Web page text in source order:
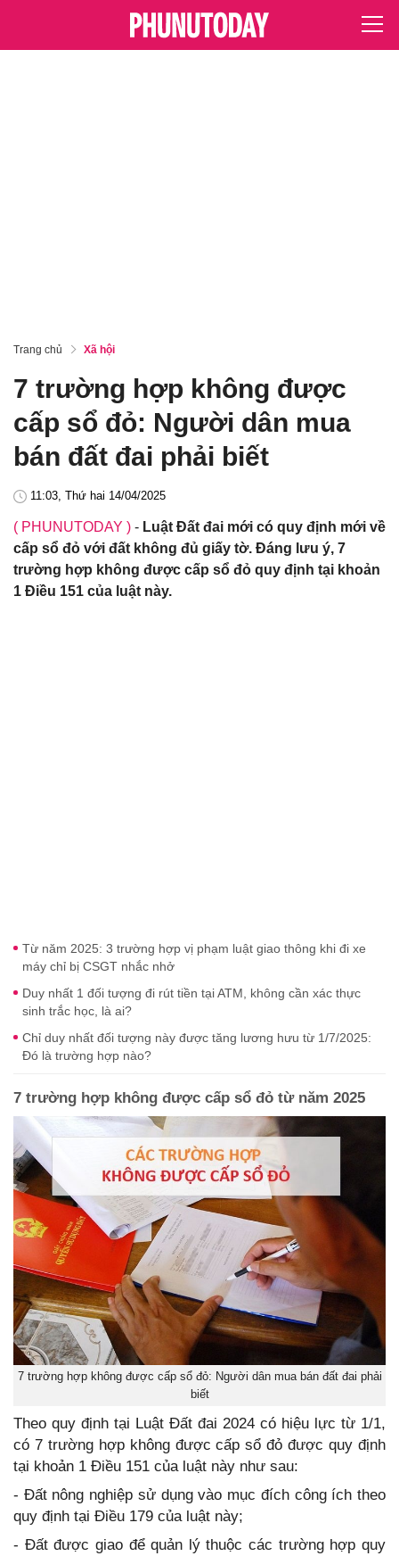
Trang chủ Xã hội
7 trường hợp không được
cấp sổ đỏ: Người dân mua
bán đất đai phải biết
11:03, Thứ hai 14/04/2025
( PHUNUTODAY ) - Luật Đất đai mới có quy định mới về
cấp sổ đỏ với đất không đủ giấy tờ. Đáng lưu ý, 7
trường hợp không được cấp sổ đỏ quy định tại khoản
1 Điều 151 của luật này.
Từ năm 2025: 3 trường hợp vị phạm luật giao thông khi đi xe
máy chỉ bị CSGT nhắc nhở
Duy nhất 1 đối tượng đi rút tiền tại ATM, không cần xác thực
sinh trắc học, là ai?
Chỉ duy nhất đối tượng này được tăng lương hưu từ 1/7/2025:
Đó là trường hợp nào?
7 trường hợp không được cấp sổ đỏ từ năm 2025
7 trường hợp không được cấp sổ đỏ: Người dân mua bán đất đai phải
biết
Theo quy định tại Luật Đất đai 2024 có hiệu lực từ 1/1,
có 7 trường hợp không được cấp sổ đỏ được quy định
tại khoản 1 Điều 151 của luật này như sau:
- Đất nông nghiệp sử dụng vào mục đích công ích theo
quy định tại Điều 179 của luật này;
- Đất được giao để quản lý thuộc các trường hợp quy